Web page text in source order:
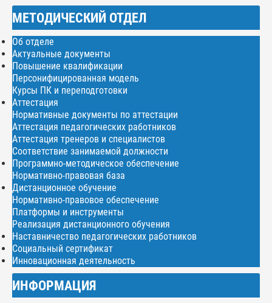
МЕТОДИЧЕСКИЙ ОТДЕЛ
Об отделе
Актуальные документы
Повышение квалификации
Персонифицированная модель
Курсы ПК и переподготовки
Аттестация
Нормативные документы по аттестации
Аттестация педагогических работников
Аттестация тренеров и специалистов
Соответствие занимаемой должности
Программно-методическое обеспечение
Нормативно-правовая база
Дистанционное обучение
Нормативно-правовое обеспечение
Платформы и инструменты
Реализация дистанционного обучения
Наставничество педагогических работников
Социальный сертификат
Инновационная деятельность
ИНФОРМАЦИЯ